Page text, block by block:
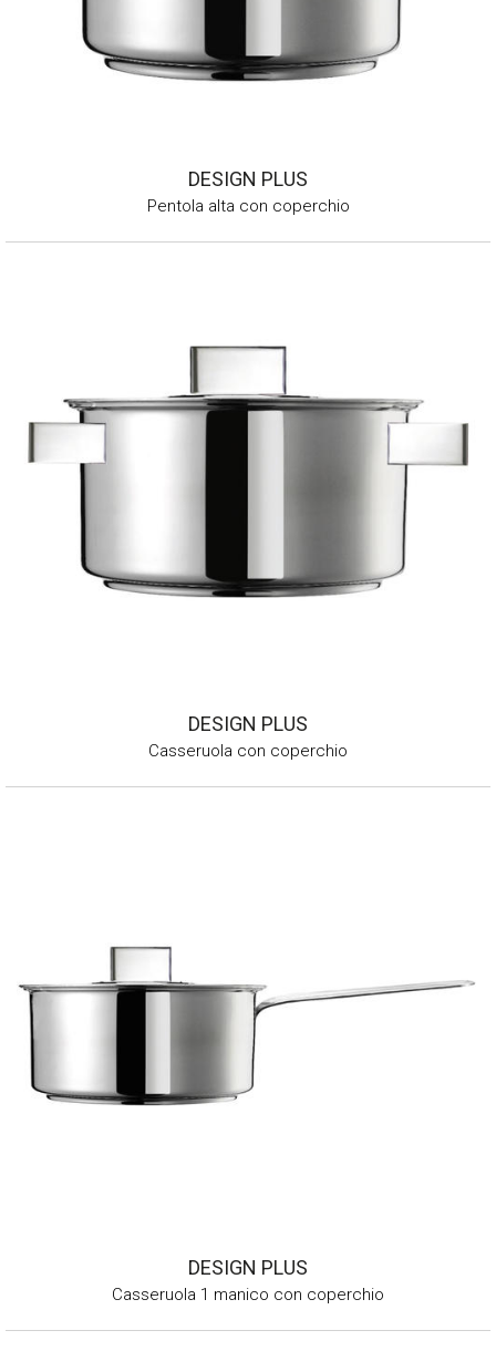
DESIGN PLUS
Pentola alta con coperchio
DESIGN PLUS
Casseruola con coperchio
DESIGN PLUS
Casseruola 1 manico con coperchio